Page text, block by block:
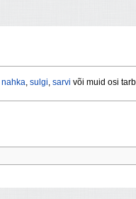
nahka, sulgi, sarvi või muid osi